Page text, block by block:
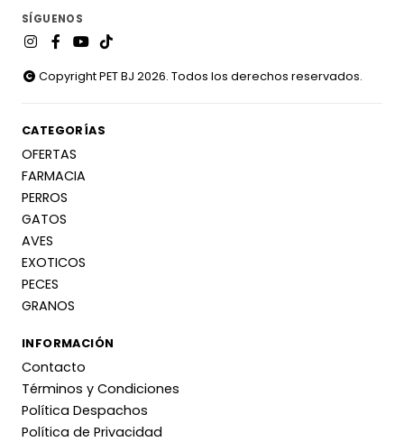
SÍGUENOS
Copyright PET BJ 2026. Todos los derechos reservados.
CATEGORÍAS
OFERTAS
FARMACIA
PERROS
GATOS
AVES
EXOTICOS
PECES
GRANOS
INFORMACIÓN
Contacto
Términos y Condiciones
Política Despachos
Política de Privacidad